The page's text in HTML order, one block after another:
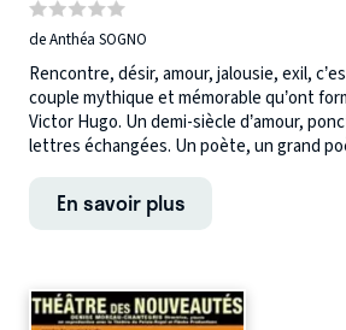
de Anthéa SOGNO
Rencontre, désir, amour, jalousie, exil,
couple mythique et mémorable qu’ont
Victor Hugo. Un demi-siècle d’amour,
lettres échangées. Un poète, un grand
En savoir plus